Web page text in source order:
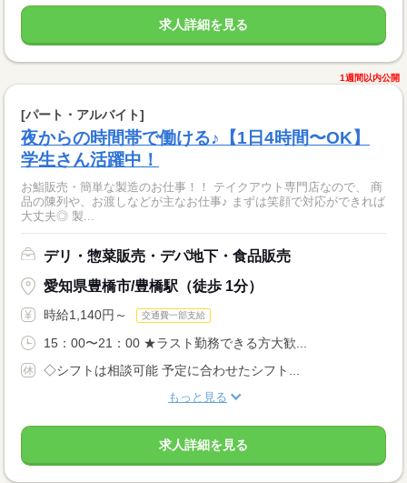
求人詳細を見る
1週間以内公開
[パート・アルバイト]
夜からの時間帯で働ける♪【1日4時間〜OK】
学生さん活躍中！
お鮨販売・簡単な製造のお仕事！！ テイクアウト専門店なので、 商
品の陳列や、お渡しなどが主なお仕事♪ まずは笑顔で対応ができれば
大丈夫◎ 製...
デリ・惣菜販売・デパ地下・食品販売
愛知県豊橋市/豊橋駅（徒歩 1分）
時給1,140円～ 交通費一部支給
15：00〜21：00 ★ラスト勤務できる方大歓...
◇シフトは相談可能 予定に合わせたシフト...
もっと見る
求人詳細を見る